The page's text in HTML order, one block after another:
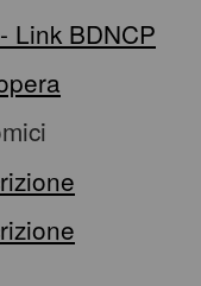
Link BDNCP